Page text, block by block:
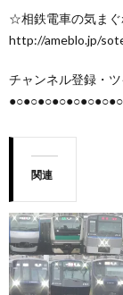
☆相鉄電車の気ま
http://ameblo.jp/
チャンネル登録・
関連